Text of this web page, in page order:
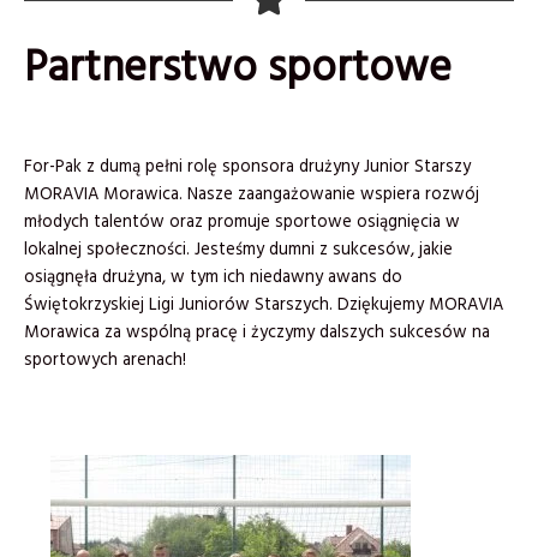
Partnerstwo sportowe
For-Pak z dumą pełni rolę sponsora drużyny Junior Starszy
MORAVIA Morawica. Nasze zaangażowanie wspiera rozwój
młodych talentów oraz promuje sportowe osiągnięcia w
lokalnej społeczności. Jesteśmy dumni z sukcesów, jakie
osiągnęła drużyna, w tym ich niedawny awans do
Świętokrzyskiej Ligi Juniorów Starszych. Dziękujemy MORAVIA
Morawica za wspólną pracę i życzymy dalszych sukcesów na
sportowych arenach!